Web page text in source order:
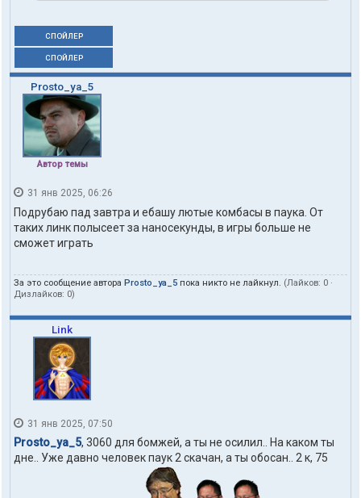
СПОЙЛЕР
СПОЙЛЕР
Prosto_ya_5
Автор темы
31 янв 2025, 06:26
Подрубаю пад завтра и ебашу лютые комбасы в паука. От
таких линк полысеет за наносекунды, в игры больше не
сможет играть
За это сообщение автора Prosto_ya_5 пока никто не лайкнул. (Лайков: 0 ·
Дизлайков: 0)
Link
31 янв 2025, 07:50
Prosto_ya_5, 3060 для бомжей, а ты не осилил.. На каком ты
дне.. Уже давно человек паук 2 скачан, а ты обосан.. 2 к, 75